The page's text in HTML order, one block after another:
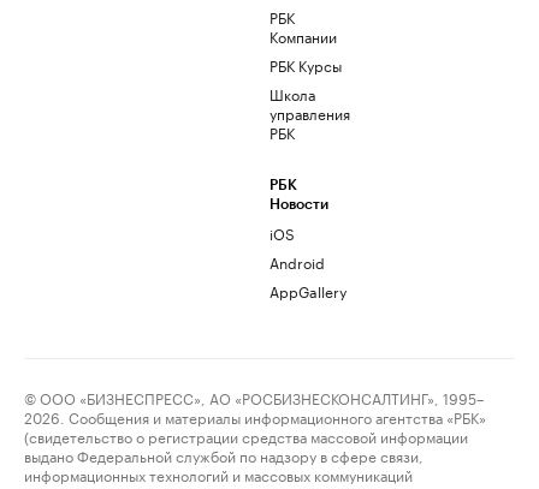
РБК
Компании
РБК Курсы
Школа
управления
РБК
РБК
Новости
iOS
Android
AppGallery
© ООО «БИЗНЕСПРЕСС», АО «РОСБИЗНЕСКОНСАЛТИНГ», 1995–
2026. Сообщения и материалы информационного агентства «РБК»
(свидетельство о регистрации средства массовой информации
выдано Федеральной службой по надзору в сфере связи,
информационных технологий и массовых коммуникаций